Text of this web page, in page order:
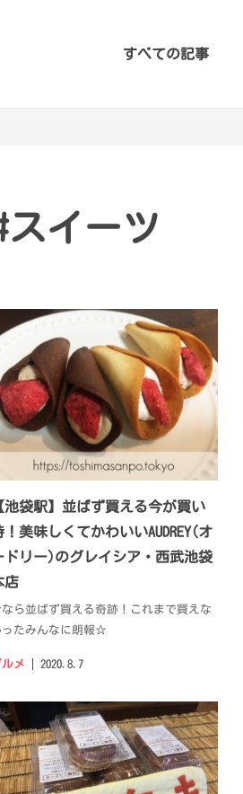
すべての記事
スイーツ
池袋駅】並ばず買える今が買い
！美味しくてかわいいAUDREY(オ
ドリー)のグレイシア・西武池袋
店
なら並ばず買える奇跡！これまで買えな
ったみんなに朗報☆
メ 2020.8.7